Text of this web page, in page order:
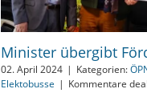
Minister übergibt
02. April 2024 | Kategorien:
Elektobusse | Kommentare